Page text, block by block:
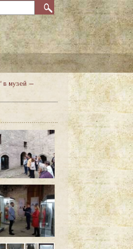
в музей –